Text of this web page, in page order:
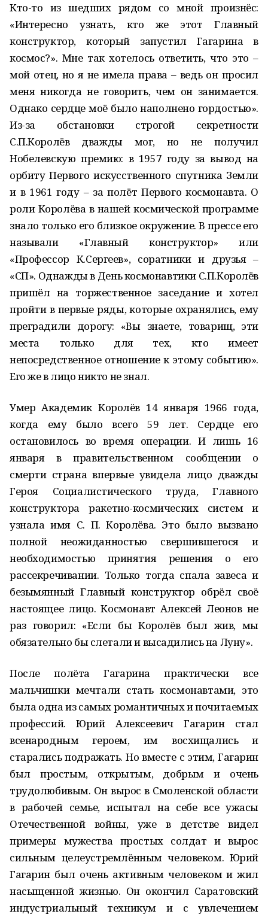
Кто-то из шедших рядом со мной произнёс:
«Интересно узнать, кто же этот Главный
конструктор, который запустил Гагарина в
космос?». Мне так хотелось ответить, что это –
мой отец, но я не имела права – ведь он просил
меня никогда не говорить, чем он занимается.
Однако сердце моё было наполнено гордостью».
Из-за обстановки строгой секретности
С.П.Королёв дважды мог, но не получил
Нобелевскую премию: в 1957 году за вывод на
орбиту Первого искусственного спутника Земли
и в 1961 году – за полёт Первого космонавта. О
роли Королёва в нашей космической программе
знало только его близкое окружение. В прессе его
называли «Главный конструктор» или
«Профессор К.Сергеев», соратники и друзья –
«СП». Однажды в День космонавтики С.П.Королёв
пришёл на торжественное заседание и хотел
пройти в первые ряды, которые охранялись, ему
преградили дорогу: «Вы знаете, товарищ, эти
места только для тех, кто имеет
непосредственное отношение к этому событию».
Его же в лицо никто не знал.
Умер Академик Королёв 14 января 1966 года,
когда ему было всего 59 лет. Сердце его
остановилось во время операции. И лишь 16
января в правительственном сообщении о
смерти страна впервые увидела лицо дважды
Героя Социалистического труда, Главного
конструктора ракетно-космических систем и
узнала имя С. П. Королёва. Это было вызвано
полной неожиданностью свершившегося и
необходимостью принятия решения о его
рассекречивании. Только тогда спала завеса и
безымянный Главный конструктор обрёл своё
настоящее лицо. Космонавт Алексей Леонов не
раз говорил: «Если бы Королёв был жив, мы
обязательно бы слетали и высадились на Луну».
После полёта Гагарина практически все
мальчишки мечтали стать космонавтами, это
была одна из самых романтичных и почитаемых
профессий. Юрий Алексеевич Гагарин стал
всенародным героем, им восхищались и
старались подражать. Но вместе с этим, Гагарин
был простым, открытым, добрым и очень
трудолюбивым. Он вырос в Смоленской области
в рабочей семье, испытал на себе все ужасы
Отечественной войны, уже в детстве видел
примеры мужества простых солдат и вырос
сильным целеустремлённым человеком. Юрий
Гагарин был очень активным человеком и жил
насыщенной жизнью. Он окончил Саратовский
индустриальный техникум и с увлечением